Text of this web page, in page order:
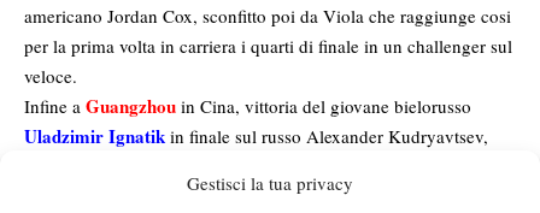
Gestisci la tua privacy
americano Jordan Cox, sconfitto poi da Viola che raggiunge cosi
per la prima volta in carriera i quarti di finale in un challenger sul
veloce.
Infine a Guangzhou in Cina, vittoria del giovane bielorusso
Uladzimir Ignatik in finale sul russo Alexander Kudryavtsev,
torna grazie a questo risultato, nei primi 200 giocatori del